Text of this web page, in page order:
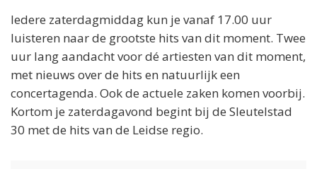
Iedere zaterdagmiddag kun je vanaf 17.00 uur
luisteren naar de grootste hits van dit moment. Twee
uur lang aandacht voor dé artiesten van dit moment,
met nieuws over de hits en natuurlijk een
concertagenda. Ook de actuele zaken komen voorbij.
Kortom je zaterdagavond begint bij de Sleutelstad
30 met de hits van de Leidse regio.